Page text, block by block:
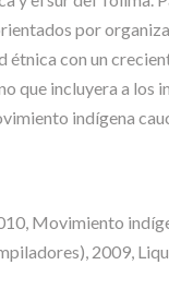
por
étnica con un
que incluyera a los
indígena
Movimiento
2009,